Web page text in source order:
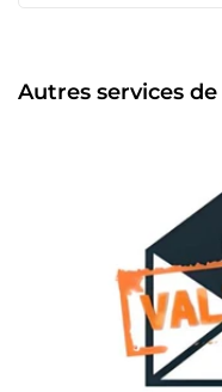
(Canada) ✅ Plus de 86
Données Sur-Mesure :
Bounces ✅ Détection
Emails temporaires ✅
Elimination des Spam
et Envoi de vos
minimum en Boite de
Personnalisée et
messages pour
des horaires d'envoi
suivi comportemental
personnalisables ✅
Autres services